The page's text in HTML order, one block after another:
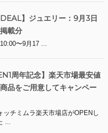
DEAL】ジュエリー：9月3日
載分
〜9月17 ...
周年記念】楽天市場最安値
品をご用意してキャンペー
ッチミムラ楽天市場店がOPENし
...